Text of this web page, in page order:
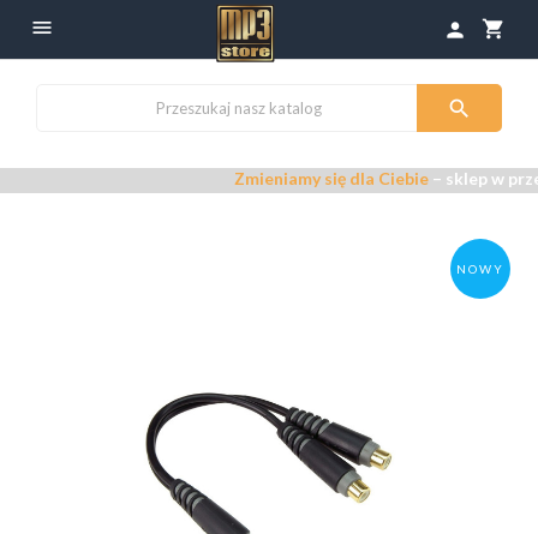
 shopping_cart
person

Zmieniamy się dla Ciebie– sklep w
NOWY